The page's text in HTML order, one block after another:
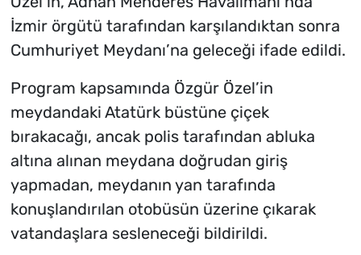
İzmir örgütü tarafından karşılandıktan sonra
Cumhuriyet Meydanı’na geleceği ifade edildi.
Program kapsamında Özgür Özel’in
meydandaki Atatürk büstüne çiçek
bırakacağı, ancak polis tarafından abluka
altına alınan meydana doğrudan giriş
yapmadan, meydanın yan tarafında
konuşlandırılan otobüsün üzerine çıkarak
vatandaşlara sesleneceği bildirildi.